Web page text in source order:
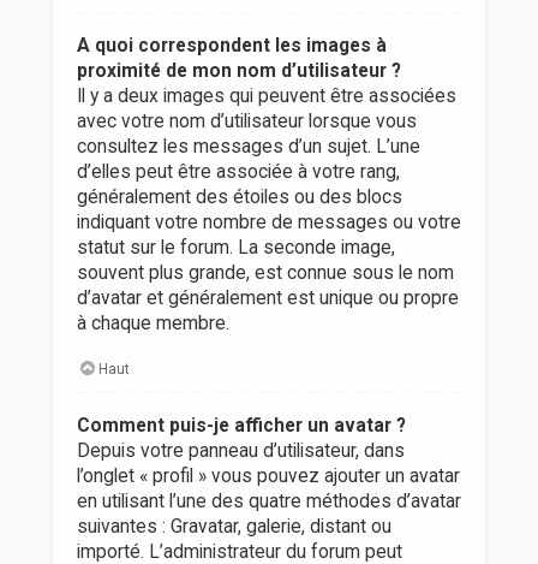
A quoi correspondent les images à
proximité de mon nom d’utilisateur ?
Il y a deux images qui peuvent être associées
avec votre nom d’utilisateur lorsque vous
consultez les messages d’un sujet. L’une
d’elles peut être associée à votre rang,
généralement des étoiles ou des blocs
indiquant votre nombre de messages ou votre
statut sur le forum. La seconde image,
souvent plus grande, est connue sous le nom
d’avatar et généralement est unique ou propre
à chaque membre.
Haut
Comment puis-je afficher un avatar ?
Depuis votre panneau d’utilisateur, dans
l’onglet « profil » vous pouvez ajouter un avatar
en utilisant l’une des quatre méthodes d’avatar
suivantes : Gravatar, galerie, distant ou
importé. L’administrateur du forum peut